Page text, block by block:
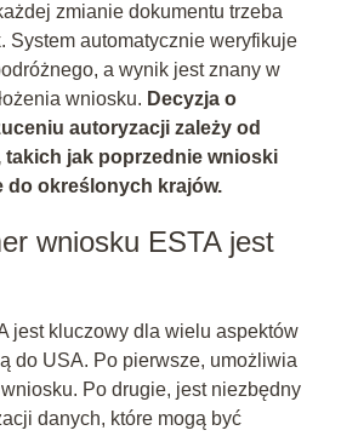
zmianie dokumentu trzeba
System automatycznie weryfikuje
a wynik jest znany w
wniosku. Decyzja o
autoryzacji zależy od
jak poprzednie wnioski
do określonych krajów.
wniosku ESTA jest
jest kluczowy dla wielu aspektów
do USA. Po pierwsze, umożliwia
Po drugie, jest niezbędny
danych, które mogą być